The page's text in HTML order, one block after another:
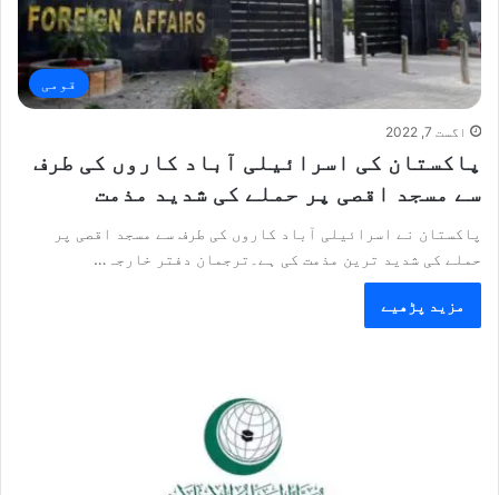
قومی
اگست 7, 2022
پاکستان کی اسرائیلی آباد کاروں کی طرف
سے مسجد اقصی پر حملے کی شدید مذمت
پاکستان نے اسرائیلی آباد کاروں کی طرف سے مسجد اقصی پر
حملے کی شدید ترین مذمت کی ہے۔ترجمان دفتر خارجہ…
مزید پڑھیے